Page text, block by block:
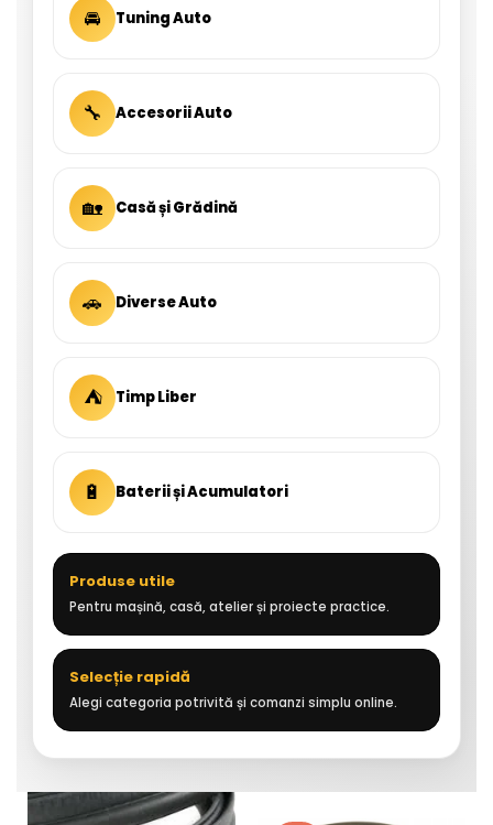
🚘 Tuning Auto
🔧 Accesorii Auto
🏡 Casă și Grădină
🚗 Diverse Auto
⛺ Timp Liber
🔋 Baterii și Acumulatori
Produse utile
Pentru mașină, casă, atelier și proiecte practice.
Selecție rapidă
Alegi categoria potrivită și comanzi simplu online.